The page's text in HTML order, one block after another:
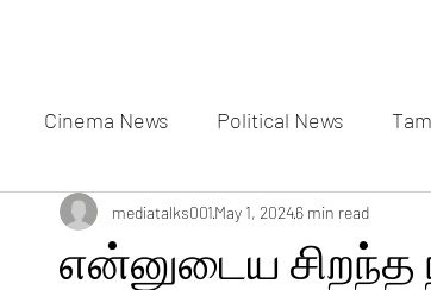
Cinema News Political News
Movies Gallery Actress Gallery Events
என்னுடைய சிறந்த
mediatalks001May 1, 20246 min read